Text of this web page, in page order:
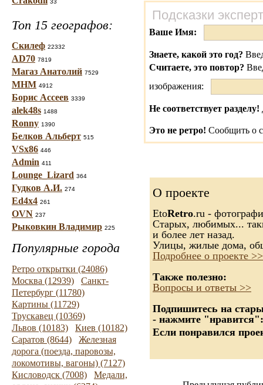
33
Топ 15 географов:
Скилеф 22332
AD70 7819
Магаз Анатолий 7529
МНМ 4912
Борис Ассеев 3339
alek48s 1488
Ronny 1390
Белков Альберт 515
VSx86 446
Admin 411
Lounge_Lizard 364
Гудков А.И. 274
Ed4x4 261
OVN 237
Рыковкин Владимир 225
Популярные города
Ретро открытки (24086)
Москва (12939)
Санкт-
Петербург (11780)
Картины (11729)
Трускавец (10369)
Львов (10183)
Киев (10182)
Саратов (8644)
Железная
дорога (поезда, паровозы,
локомотивы, вагоны) (7127)
Кисловодск (7008)
Медали,
Подсказки
Ваше Имя:
Знаете, какой это год?
Считаете, это повтор?
изображения:
Не соответствует разделу!
Это не ретро! Сообщить о
О проекте
EtoRetro.ru -
Старых, любимых...
и более лет назад.
Улицы, жилые дома,
Подробнее о проекте >>
Также полезно:
Вопросы и ответы >>
Подпишитесь на
- нажмите "нравится":
Если понравился